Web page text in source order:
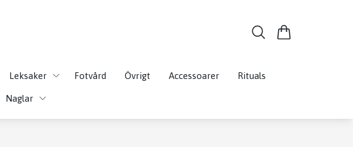
Leksaker Fotvård Övrigt Accessoarer Rituals
Naglar